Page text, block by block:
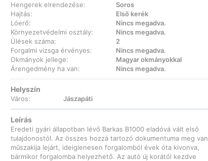
Hengerek elrendezése:
Soros
Hajtás:
Első kerék
Lóerő:
Nincs megadva.
Környezetvédelmi osztály:
Nincs megadva.
Ülések száma:
2
Forgalmi vizsga érvényes:
Nincs megadva.
Okmányok jellege:
Magyar okmányokkal
Árengedmény ha van:
Nincs megadva.
Helyszín
Város: Jászapáti
Leírás
Eredeti gyári állapotban lévő Barkas B1000 eladóvá vált első
tulajdonostól. Az összes hozzá tartozó dokumentuma meg van,
műszakija lejárt, ideiglenesen forgalomból évek óta kivonva,
bármikor forgalomba helyezhető. Az autó új korától kezdve